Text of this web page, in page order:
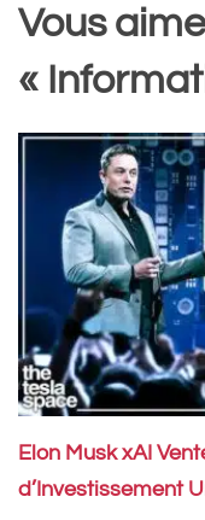
Vous
«
Elon Musk xAI
d’Investissement